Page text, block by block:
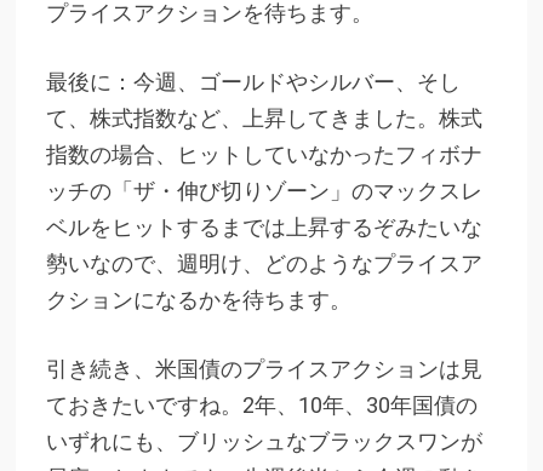
プライスアクションを待ちます。
最後に：今週、ゴールドやシルバー、そし
て、株式指数など、上昇してきました。株式
指数の場合、ヒットしていなかったフィボナ
ッチの「ザ・伸び切りゾーン」のマックスレ
ベルをヒットするまでは上昇するぞみたいな
勢いなので、週明け、どのようなプライスア
クションになるかを待ちます。
引き続き、米国債のプライスアクションは見
ておきたいですね。2年、10年、30年国債の
いずれにも、ブリッシュなブラックスワンが